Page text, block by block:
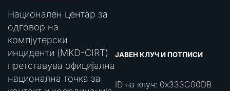
Национален центар за
одговор на
компјутерски
инциденти (MKD-CIRT)
претставува официјална
национална точка за
ЈАВЕН КЛУЧ И ПОТПИСИ
ID на клуч: 0x333C00DB